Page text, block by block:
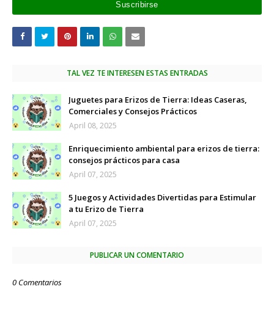
TAL VEZ TE INTERESEN ESTAS ENTRADAS
Juguetes para Erizos de Tierra: Ideas Caseras,
Comerciales y Consejos Prácticos
April 08, 2025
Enriquecimiento ambiental para erizos de tierra:
consejos prácticos para casa
April 07, 2025
5 Juegos y Actividades Divertidas para Estimular
a tu Erizo de Tierra
April 07, 2025
PUBLICAR UN COMENTARIO
0 Comentarios